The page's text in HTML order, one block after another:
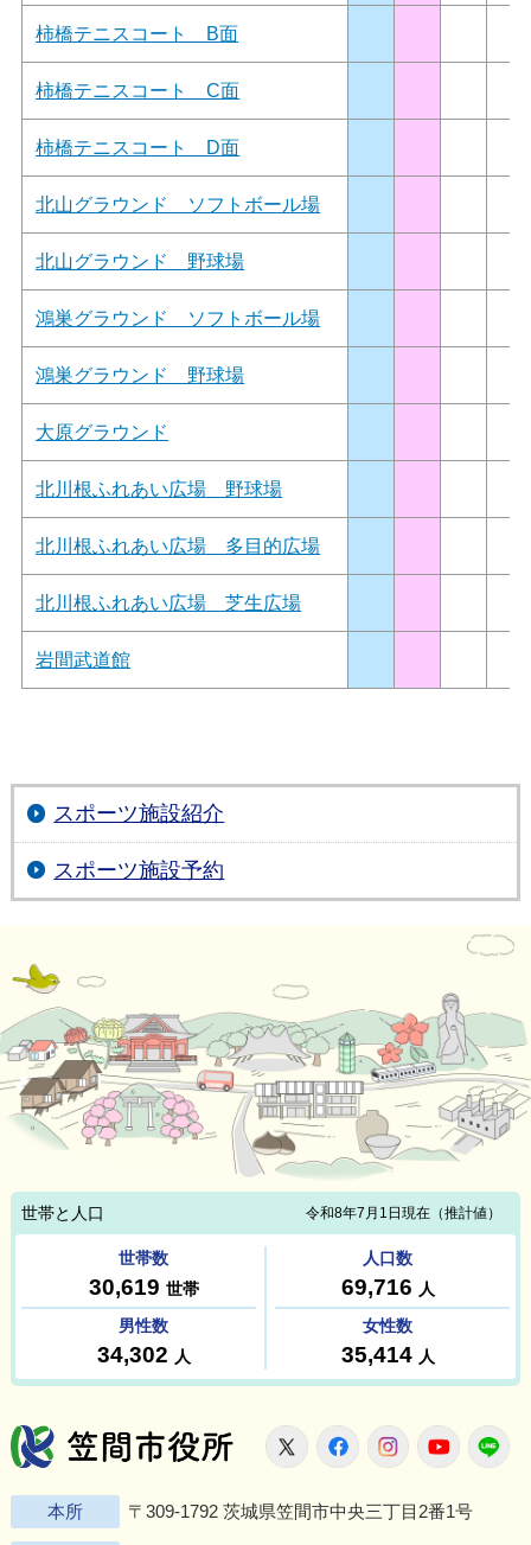
柿橋テニスコート B面
柿橋テニスコート C面
柿橋テニスコート D面
北山グラウンド ソフトボール場
北山グラウンド 野球場
鴻巣グラウンド ソフトボール場
鴻巣グラウンド 野球場
大原グラウンド
北川根ふれあい広場 野球場
北川根ふれあい広場 多目的広場
北川根ふれあい広場 芝生広場
岩間武道館
スポーツ施設紹介
スポーツ施設予約
笠間市役所
X FacebookInstagram
本所 〒309-1792 茨城県笠間市中央三丁目2番1号